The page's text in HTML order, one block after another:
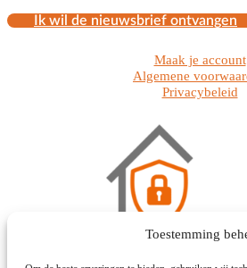
Toestemming
Ik wil de nieuwsbrief ontvangen
Maak je account
Algemene
Privacybeleid